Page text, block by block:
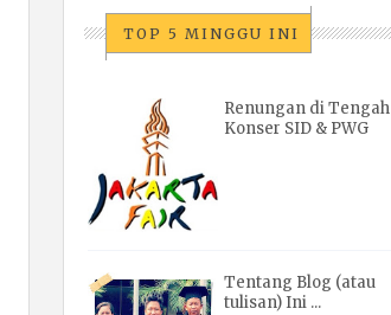
TOP 5 MINGGU INI
Renungan di Tengah
Konser SID & PWG
Tentang Blog (atau
tulisan) Ini ...